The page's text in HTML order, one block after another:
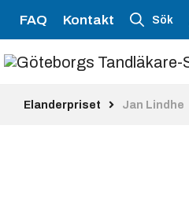
FAQ Kontakt Sök
Elanderpriset Jan Lindhe